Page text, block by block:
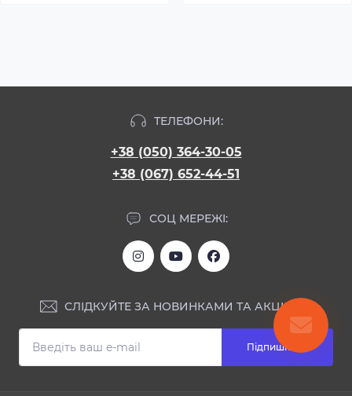
ТЕЛЕФОНИ:
+38 (050) 364-30-05
+38 (067) 652-44-51
СОЦ МЕРЕЖІ:
СЛІДКУЙТЕ ЗА НОВИНКАМИ ТА АКЦІЯМИ:
Підпишіться